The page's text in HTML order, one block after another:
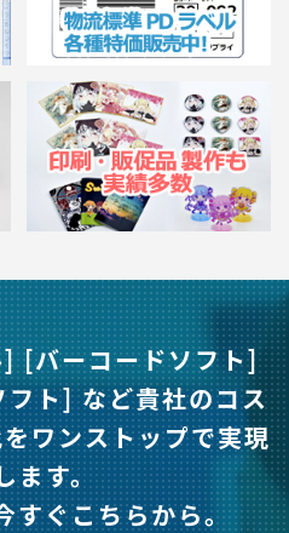
[バーコードソフト]
ト] など貴社のコス
ワンストップで実現
ます。
すぐこちらから。